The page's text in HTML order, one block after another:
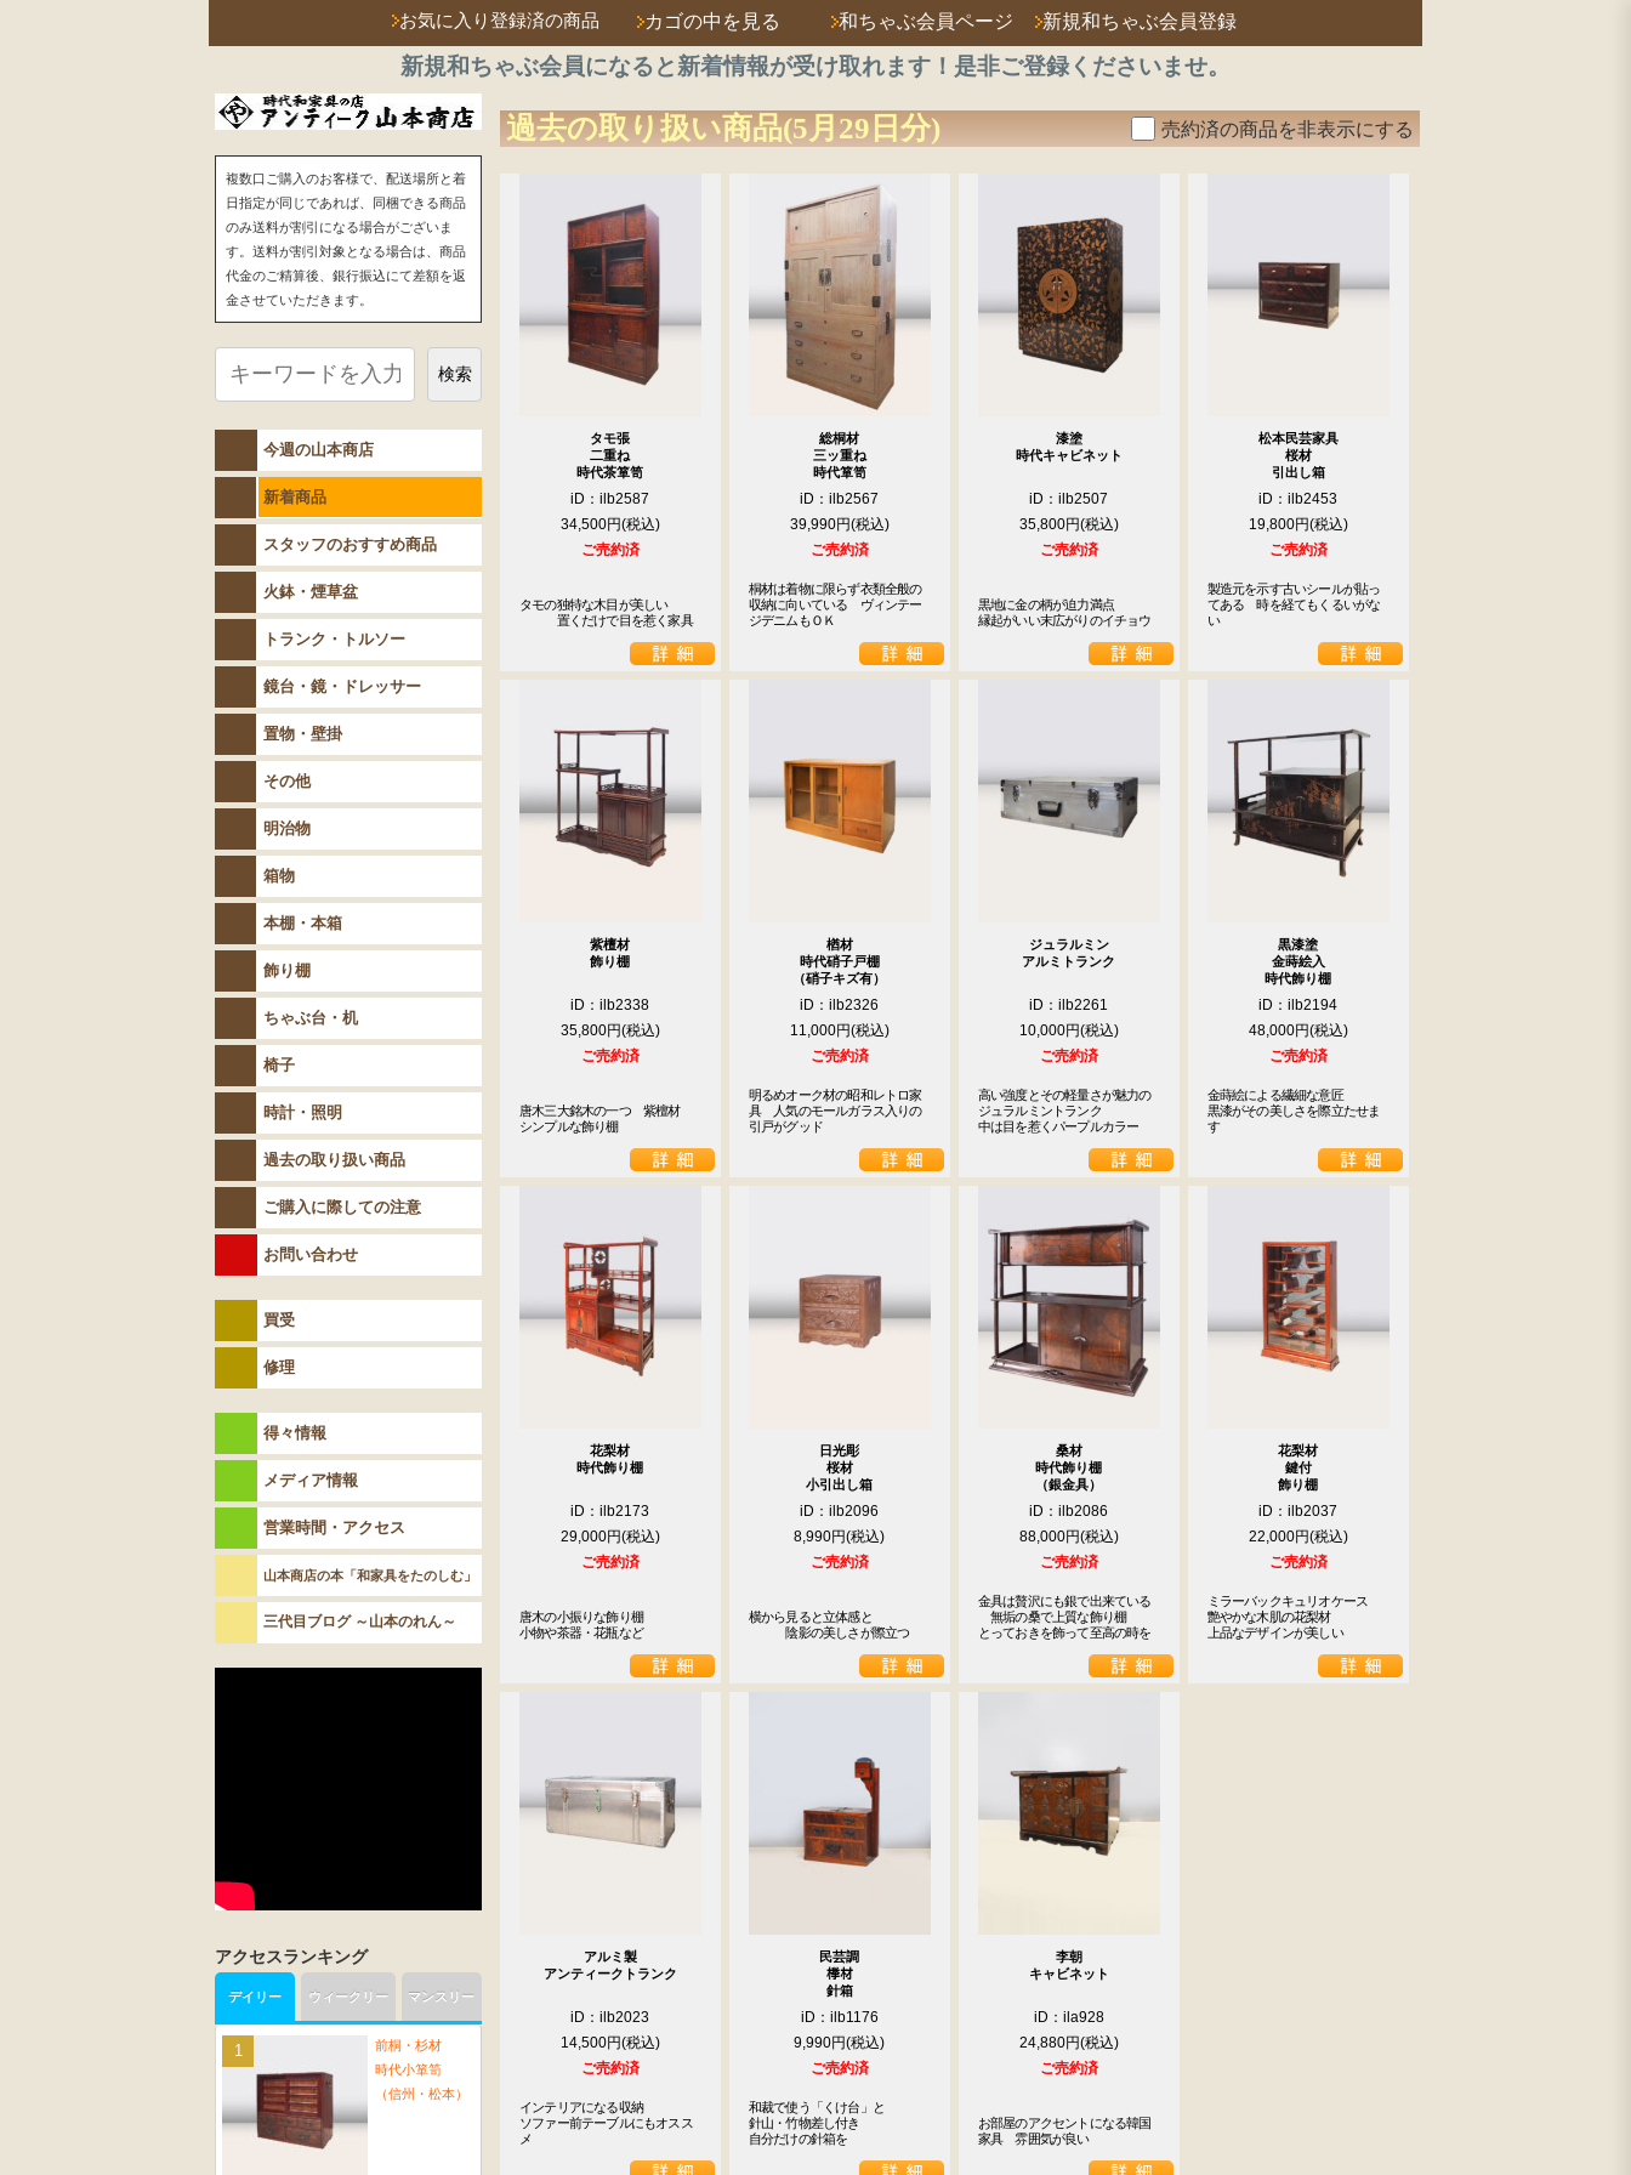
お気に入り登録済の商品 カゴの中を見る 和ちゃぶ会員ページ 新規和ちゃぶ会員登録
新規和ちゃぶ会員になると新着情報が受け取れます！是非ご登録くださいませ。
過去の取り扱い商品(5月29日分) 売約済の商品を非表示にする
タモ張
二重ね
時代茶箪笥
iD：ilb2587
34,500円
ご売約済
タモの独特な木目が美しい
置くだけで目を惹く家具
総桐材
三ッ重ね
時代箪笥
iD：ilb2567
39,990円
ご売約済
桐材は着物に限らず衣類全般の
収納に向いている　ヴィンテー
ジデニムもＯＫ
漆塗
時代キャビネット
iD：ilb2507
35,800円
ご売約済
黒地に金の柄が迫力満点
縁起がいい末広がりのイチョウ
松本民芸家具
桜材
引出し箱
iD：ilb2453
19,800円
ご売約済
製造元を示す古いシールが貼っ
てある　時を経てもくるいがな
い
紫檀材
飾り棚
iD：ilb2338
35,800円
ご売約済
唐木三大銘木の一つ　紫檀材
シンプルな飾り棚
楢材
時代硝子戸棚
（硝子キズ有）
iD：ilb2326
11,000円
ご売約済
明るめオーク材の昭和レトロ家
具　人気のモールガラス入りの
引戸がグッド
ジュラルミン
アルミトランク
iD：ilb2261
10,000円
ご売約済
高い強度とその軽量さが魅力の
ジュラルミントランク
中は目を惹くパープルカラー
黒漆塗
金蒔絵入
時代飾り棚
iD：ilb2194
48,000円
ご売約済
金蒔絵による繊細な意匠
黒漆がその美しさを際立たせま
す
花梨材
時代飾り棚
iD：ilb2173
29,000円
ご売約済
唐木の小振りな飾り棚
小物や茶器・花瓶など
日光彫
桜材
小引出し箱
iD：ilb2096
8,990円
ご売約済
横から見ると立体感と
陰影の美しさが際立つ
桑材
時代飾り棚
（銀金具）
iD：ilb2086
88,000円
ご売約済
金具は贅沢にも銀で出来ている
無垢の桑で上質な飾り棚
とっておきを飾って至高の時を
花梨材
鍵付
飾り棚
iD：ilb2037
22,000円
ご売約済
ミラーバックキュリオケース
艶やかな木肌の花梨材
上品なデザインが美しい
アルミ製
アンティークトランク
iD：ilb2023
14,500円
ご売約済
インテリアになる収納
ソファー前テーブルにもオスス
メ
民芸調
﨔材
針箱
iD：ilb1176
9,990円
ご売約済
和裁で使う「くけ台」と
針山・竹物差し付き
自分だけの針箱を
李朝
キャビネット
iD：ila928
24,880円
ご売約済
お部屋のアクセントになる韓国
家具　雰囲気が良い
複数口ご購入のお客様で、配送場所と着
日指定が同じであれば、同梱できる商品
のみ送料が割引になる場合がございま
す。送料が割引対象となる場合は、商品
代金のご精算後、銀行振込にて差額を返
金させていただきます。
検索
今週の山本商店
新着商品
スタッフのおすすめ商品
火鉢・煙草盆
トランク・トルソー
鏡台・鏡・ドレッサー
置物・壁掛
その他
明治物
箱物
本棚・本箱
飾り棚
ちゃぶ台・机
椅子
時計・照明
過去の取り扱い商品
ご購入に際しての注意
お問い合わせ
買受
修理
得々情報
メディア情報
営業時間・アクセス
山本商店の本「和家具をたのしむ」
三代目ブログ ～山本のれん～
アクセスランキング
デイリー
前桐・杉材
時代小箪笥
（信州・松本）
ウィークリー マンスリー